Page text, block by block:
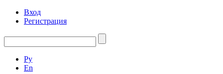
Вход
Регистрация
Ру
En